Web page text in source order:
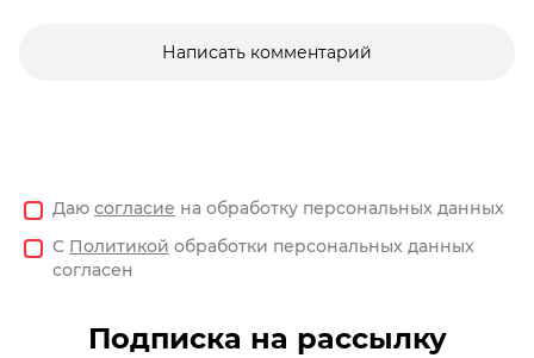
Написать комментарий
Даю согласие на обработку персональных данных
С Политикой обработки персональных данных
согласен
Подписка на рассылку